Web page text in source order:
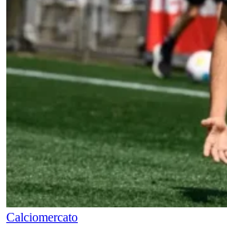
Calciomercato